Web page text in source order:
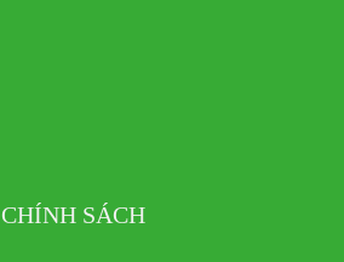
CHÍNH SÁCH